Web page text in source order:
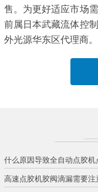
售。为更好适应市场
前属日本武藏流体控
外光源华东区代理商。
什么原因导致全自动点胶机
高速点胶机胶阀滴漏需要注